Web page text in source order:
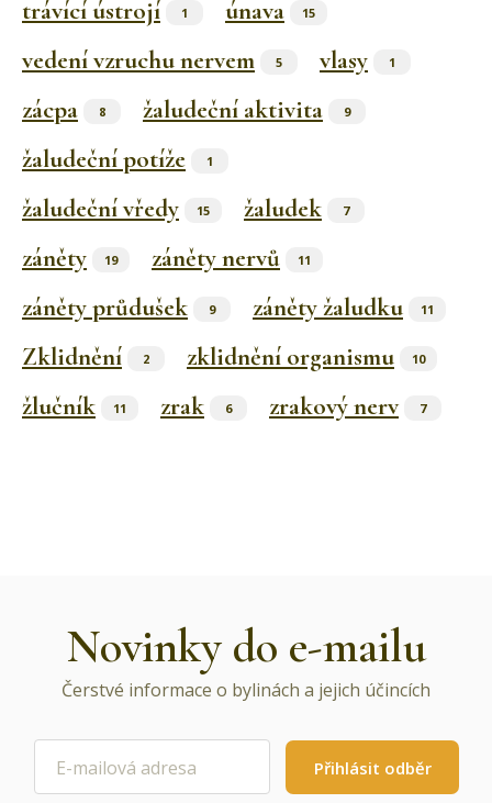
trávící ústrojí 1 únava 15
vedení vzruchu nervem 5 vlasy 1
zácpa 8 žaludeční aktivita 9
žaludeční potíže 1
žaludeční vředy 15 žaludek 7
záněty 19 záněty nervů 11
záněty průdušek 9 záněty žaludku 11
Zklidnění 2 zklidnění organismu 10
žlučník 11 zrak 6 zrakový nerv 7
Novinky do e-mailu
Čerstvé informace o bylinách a jejich účincích
Přihlásit odběr